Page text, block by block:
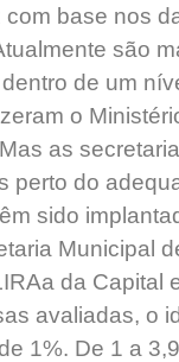
base nos
são
de um
o
as
perto do
sido
Municipal
da Capital
avaliadas, o
1%. De 1 a